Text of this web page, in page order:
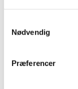
Nødvendig
Præferencer
Du